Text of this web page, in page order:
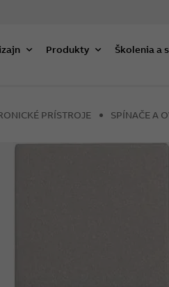
Produkty Školenia a
PRÍSTROJE SPÍNAČE A